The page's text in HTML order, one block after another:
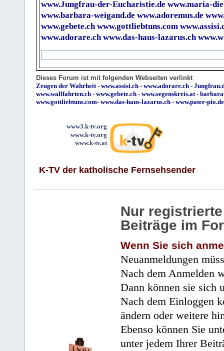
www.Jungfrau-der-Eucharistie.de www.maria-
www.barbara-weigand.de www.adoremus.de
www.gebete.ch www.gottliebtuns.com
www.adorare.ch www.das-haus-lazarus.ch
Dieses Forum ist mit folgenden Webseiten verlinkt
Zeugen der Wahrheit - www.assisi.ch - www.adorare.ch -
www.wallfahrten.ch - www.gebete.ch - www.segenskreis.at -
www.gottliebtuns.com- www.das-haus-lazarus.ch - www.pater-pio.de
www3.k-tv.org
www.k-tv.org
www.k-tv.at
K-TV der katholische Fernsehsender
Nur
Beiträge im
Wenn Sie sich
Neuanmeldungen
Nach dem Anmelden
Dann können sie sich
Nach dem Einloggen
ändern oder weitere
Ebenso können Sie
unter jedem Ihrer